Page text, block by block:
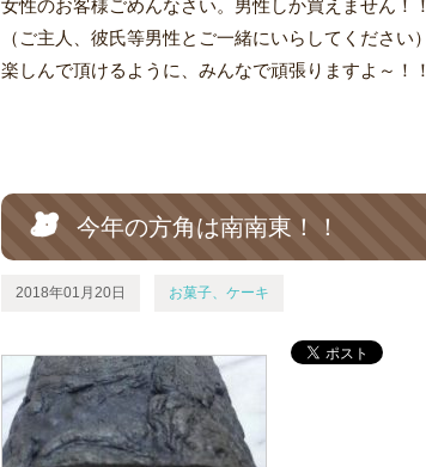
女性のお客様ごめんなさい。男性しか買えません！！
（ご主人、彼氏等男性とご一緒にいらしてください）
楽しんで頂けるように、みんなで頑張りますよ～！！
今年の方角は南南東！！
2018年01月20日 お菓子、ケーキ